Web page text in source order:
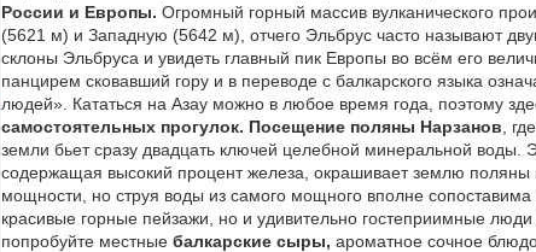
России и Европы. Огромный горный массив вулканического
(5621 м) и Западную (5642 м), отчего Эльбрус часто называют
склоны Эльбруса и увидеть главный пик Европы во всём его
панцирем сковавший гору и в переводе с балкарского языка
людей». Кататься на Азау можно в любое время года, поэтому
самостоятельных прогулок. Посещение поляны Нарзанов ,
земли бьет сразу двадцать ключей целебной минеральной воды.
содержащая высокий процент железа, окрашивает землю поляны
мощности, но струя воды из самого мощного вполне
красивые горные пейзажи, но и удивительно гостеприимные
попробуйте местные балкарские сыры, ароматное сочное